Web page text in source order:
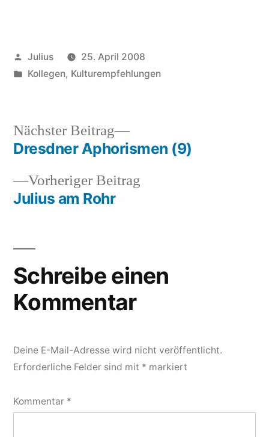
Veröffentlicht
von
Julius
25. April 2008
Veröffentlicht
Kollegen, Kulturempfehlungen
Beitragsnavigation
Vorheriger Beitrag
Julius am Rohr
Nächster Beitrag
Nächster
Beitrag:
Dresdner Aphorismen (9)
Schreibe einen
Kommentar
Deine E-Mail-Adresse wird nicht veröffentlicht.
Erforderliche Felder sind mit * markiert
Kommentar *